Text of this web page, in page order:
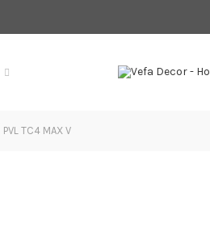
PVL TC4 MAX V